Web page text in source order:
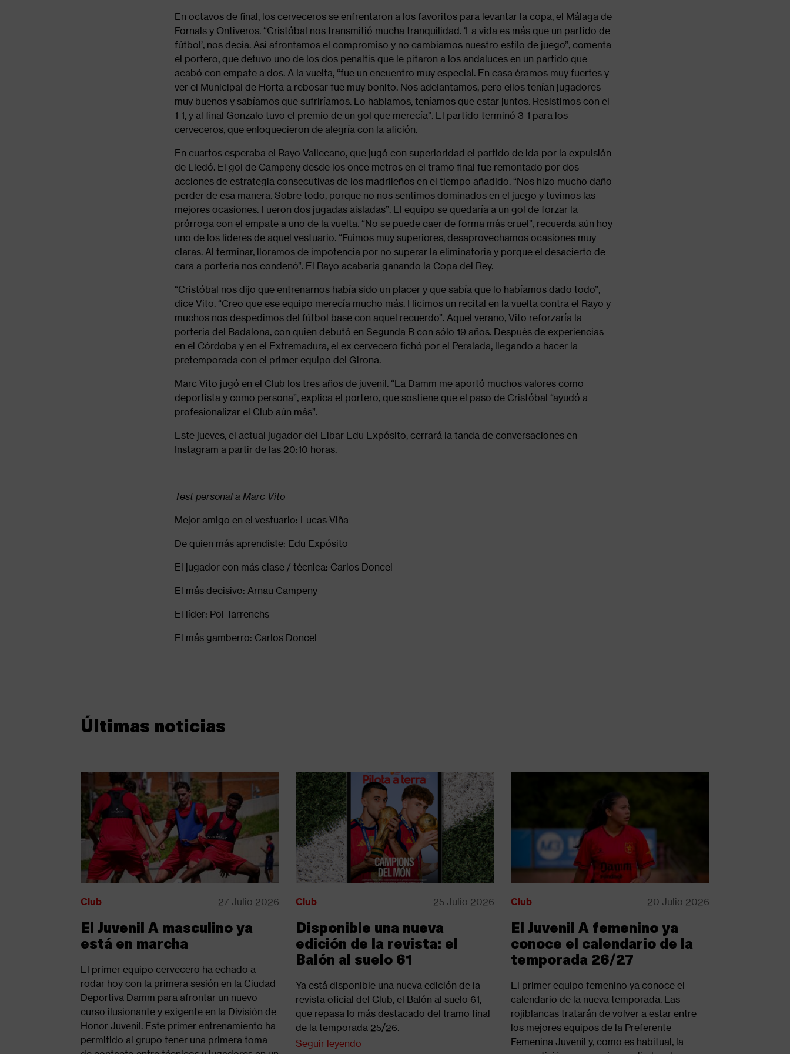
En octavos de final, los cerveceros se enfrentaron a los favoritos para levantar la copa, el Málaga de
Fornals y Ontiveros. “Cristóbal nos transmitió mucha tranquilidad. ‘La vida es más que un partido de
fútbol’, nos decía. Así afrontamos el compromiso y no cambiamos nuestro estilo de juego”, comenta
el portero, que detuvo uno de los dos penaltis que le pitaron a los andaluces en un partido que
acabó con empate a dos. A la vuelta, “fue un encuentro muy especial. En casa éramos muy fuertes y
ver el Municipal de Horta a rebosar fue muy bonito. Nos adelantamos, pero ellos tenían jugadores
muy buenos y sabíamos que sufriríamos. Lo hablamos, teníamos que estar juntos. Resistimos con el
1-1, y al final Gonzalo tuvo el premio de un gol que merecía”. El partido terminó 3-1 para los
cerveceros, que enloquecieron de alegría con la afición.
En cuartos esperaba el Rayo Vallecano, que jugó con superioridad el partido de ida por la expulsión
de Lledó. El gol de Campeny desde los once metros en el tramo final fue remontado por dos
acciones de estrategia consecutivas de los madrileños en el tiempo añadido. “Nos hizo mucho daño
perder de esa manera. Sobre todo, porque no nos sentimos dominados en el juego y tuvimos las
mejores ocasiones. Fueron dos jugadas aisladas”. El equipo se quedaría a un gol de forzar la
prórroga con el empate a uno de la vuelta. “No se puede caer de forma más cruel”, recuerda aún hoy
uno de los líderes de aquel vestuario. “Fuimos muy superiores, desaprovechamos ocasiones muy
claras. Al terminar, lloramos de impotencia por no superar la eliminatoria y porque el desacierto de
cara a portería nos condenó”. El Rayo acabaría ganando la Copa del Rey.
“Cristóbal nos dijo que entrenarnos había sido un placer y que sabía que lo habíamos dado todo”,
dice Vito. “Creo que ese equipo merecía mucho más. Hicimos un recital en la vuelta contra el Rayo y
muchos nos despedimos del fútbol base con aquel recuerdo”. Aquel verano, Vito reforzaría la
portería del Badalona, ​​con quien debutó en Segunda B con sólo 19 años. Después de experiencias
en el Córdoba y en el Extremadura, el ex cervecero fichó por el Peralada, llegando a hacer la
pretemporada con el primer equipo del Girona.
Marc Vito jugó en el Club los tres años de juvenil. “La Damm me aportó muchos valores como
deportista y como persona”, explica el portero, que sostiene que el paso de Cristóbal “ayudó a
profesionalizar el Club aún más”.
Este jueves, el actual jugador del Eibar Edu Expósito, cerrará la tanda de conversaciones en
Instagram a partir de las 20:10 horas.
Test personal a Marc Vito
Mejor amigo en el vestuario: Lucas Viña
De quien más aprendiste: Edu Expósito
El jugador con más clase / técnica: Carlos Doncel
El más decisivo: Arnau Campeny
El líder: Pol Tarrenchs
El más gamberro: Carlos Doncel
Últimas noticias
Club 27 Julio 2026
El Juvenil A masculino ya
está en marcha
El primer equipo cervecero ha echado a
rodar hoy con la primera sesión en la Ciudad
Deportiva Damm para afrontar un nuevo
curso ilusionante y exigente en la División de
Honor Juvenil. Este primer entrenamiento ha
permitido al grupo tener una primera toma
Club 25 Julio 2026
Disponible una nueva
edición de la revista: el
Balón al suelo 61
Ya está disponible una nueva edición de la
revista oficial del Club, el Balón al suelo 61,
que repasa lo más destacado del tramo final
de la temporada 25/26.
Seguir leyendo
Club 20 Julio 2026
El Juvenil A femenino ya
conoce el calendario de la
temporada 26/27
El primer equipo femenino ya conoce el
calendario de la nueva temporada. Las
rojiblancas tratarán de volver a estar entre
los mejores equipos de la Preferente
Femenina Juvenil y, como es habitual, la